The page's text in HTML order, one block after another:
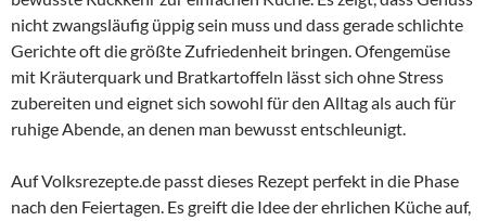
nicht zwangsläufig üppig sein muss und dass gerade schlichte
Gerichte oft die größte Zufriedenheit bringen. Ofengemüse
mit Kräuterquark und Bratkartoffeln lässt sich ohne Stress
zubereiten und eignet sich sowohl für den Alltag als auch für
ruhige Abende, an denen man bewusst entschleunigt.
Auf Volksrezepte.de passt dieses Rezept perfekt in die Phase
nach den Feiertagen. Es greift die Idee der ehrlichen Küche auf,